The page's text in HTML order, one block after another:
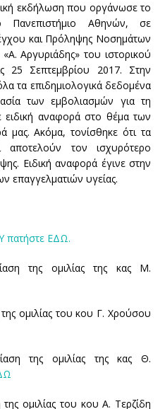
εκδήλωση που οργάνωσε το
Πανεπιστήμιο Αθηνών, σε
και Πρόληψης Νοσημάτων
Αργυριάδης» του ιστορικού
25 Σεπτεμβρίου 2017. Στην
τα επιδημιολογικά δεδομένα
των εμβολιασμών για τη
ειδική αναφορά στο θέμα των
μας. Ακόμα, τονίσθηκε ότι τα
αποτελούν τον ισχυρότερο
Ειδική αναφορά έγινε στην
επαγγελματιών υγείας.
πατήστε ΕΔΩ.
της ομιλίας της κας Μ.
ομιλίας του κου Γ. Χρούσου
της ομιλίας της κας Θ.
ομιλίας του κου Α. Τερζίδη